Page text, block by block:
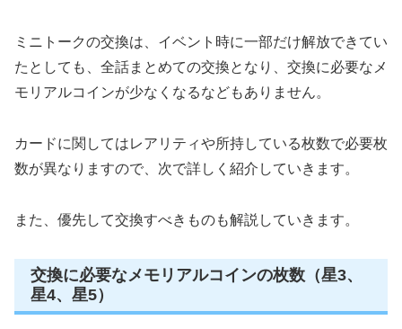
ミニトークの交換は、イベント時に一部だけ解放できてい
たとしても、全話まとめての交換となり、交換に必要なメ
モリアルコインが少なくなるなどもありません。
カードに関してはレアリティや所持している枚数で必要枚
数が異なりますので、次で詳しく紹介していきます。
また、優先して交換すべきものも解説していきます。
交換に必要なメモリアルコインの枚数（星3、
星4、星5）